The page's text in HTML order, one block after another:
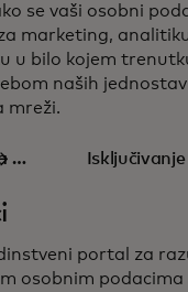
se vaši osobni
marketing,
u bilo kojem
naših
mreži.
e-
portal za
osobnim podacima